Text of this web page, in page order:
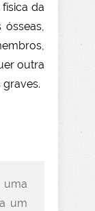
da
ósseas,
outra
um